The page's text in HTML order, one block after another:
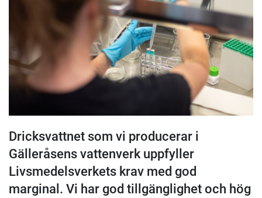
Dricksvattnet som vi producerar i
Gälleråsens vattenverk uppfyller
Livsmedelsverkets krav med god
marginal. Vi har god tillgänglighet och hög